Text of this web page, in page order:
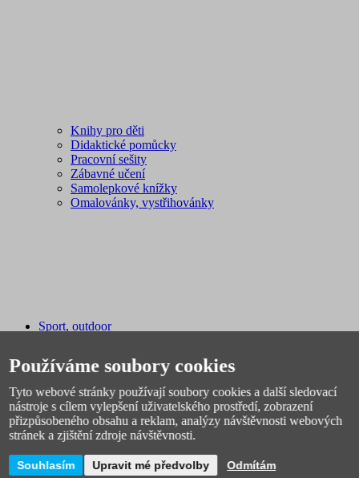
Knihy pro děti
Didaktické pomůcky
Pracovní sešity
Zábavné učení
Samolepkové knížky
Omalovánky, vystřihovánky
Sport, outdoor
Spacáky, stany
Míče
Pálky, rakety, hokejky
Sáňky, boby
Sportovní potřeby
Švihadla, obruče
Licenční zboží
Novinky
Používáme soubory cookies
Tyto webové stránky používají soubory cookies a další sledovací
nástroje s cílem vylepšení uživatelského prostředí, zobrazení
přizpůsobeného obsahu a reklam, analýzy návštěvnosti webových
stránek a zjištění zdroje návštěvnosti.
Souhlasím Upravit mé předvolby Odmítám